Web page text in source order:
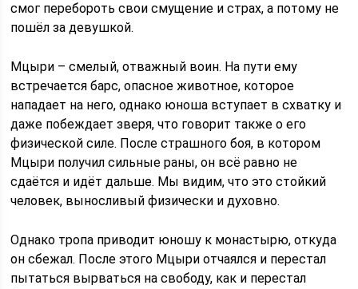
смог перебороть свои смущение и страх, а потому не
пошёл за девушкой.
Мцыри – смелый, отважный воин. На пути ему
встречается барс, опасное животное, которое
нападает на него, однако юноша вступает в схватку и
даже побеждает зверя, что говорит также о его
физической силе. После страшного боя, в котором
Мцыри получил сильные раны, он всё равно не
сдаётся и идёт дальше. Мы видим, что это стойкий
человек, выносливый физически и духовно.
Однако тропа приводит юношу к монастырю, откуда
он сбежал. После этого Мцыри отчаялся и перестал
пытаться вырваться на свободу, как и перестал